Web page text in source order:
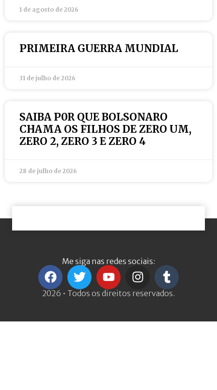
1 de agosto de 2026
PRIMEIRA GUERRA MUNDIAL
31 de julho de 2026
SAIBA P0R QUE BOLSONARO
CHAMA OS FILHOS DE ZERO UM,
ZERO 2, ZERO 3 E ZERO 4
28 de julho de 2026
Me siga nas redes sociais:
2026 • Todos os direitos reservados.